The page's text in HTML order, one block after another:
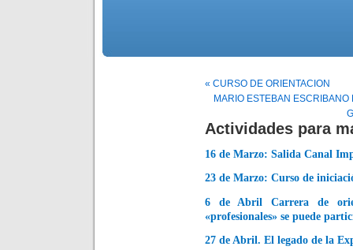
« CURSO DE ORIENTACION
MARIO ESTEBAN
Actividades para
16 de Marzo: Salida Canal
23 de Marzo: Curso de
6 de Abril Carrera de
«profesionales» se puede
27 de Abril. El legado de la